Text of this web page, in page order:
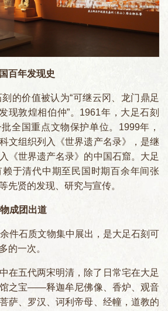
百年发现史
的价值被认为“可继云冈、龙门鼎足
现敦煌相伯仲”。1961年，大足石刻
全国重点文物保护单位。1999年，
文组织列入《世界遗产名录》，是继
《世界遗产名录》的中国石窟。大足
于清代中期至民国时期百余年间张
先贤的发现、研究与宣传。
成团出道
件石质文物集中展出，是大足石刻可
的一次。
在五代两宋明清，除了日常宅在大足
之宝——释迦牟尼佛像、香炉、观音
萨、罗汉、诃利帝母、经幢，道教的